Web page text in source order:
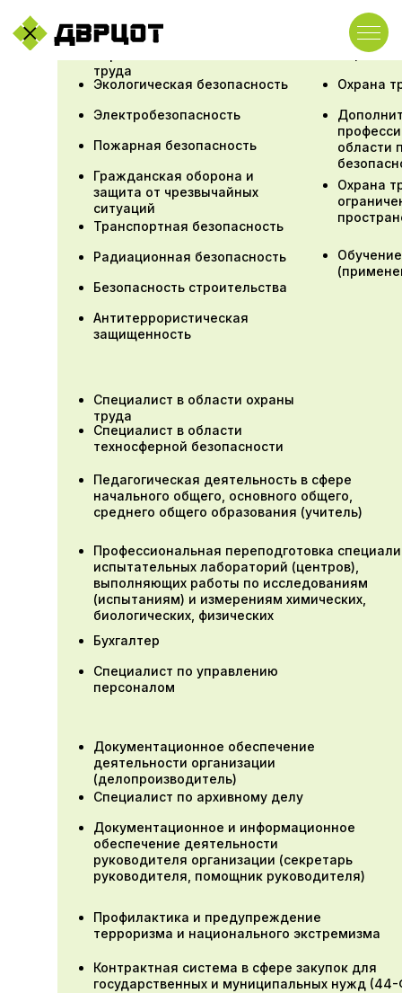
труда
Экологическая безопасность
Электробезопасность
Пожарная безопасность
Гражданская оборона и
защита от чрезвычайных
ситуаций
Транспортная безопасность
Радиационная безопасность
Безопасность строительства
Антитеррористическая
защищенность
Первая
Охрана
области
Охрана
Специалист в области охраны
труда
Специалист в области
техносферной безопасности
Педагогическая деятельность в сфере
начального общего, основного общего,
среднего общего образования (учитель)
Профессиональная переподготовка
испытательных лабораторий (центров),
выполняющих работы по исследованиям
(испытаниям) и измерениям химических,
биологических, физических
Бухгалтер
Специалист по управлению
персоналом
Документационное обеспечение
деятельности организации
(делопроизводитель)
Специалист по архивному делу
Документационное и информационное
обеспечение деятельности
руководителя организации (секретарь
руководителя, помощник руководителя)
Профилактика и предупреждение
терроризма и национального экстремизма
Контрактная система в сфере закупок для
государственных и муниципальных нужд